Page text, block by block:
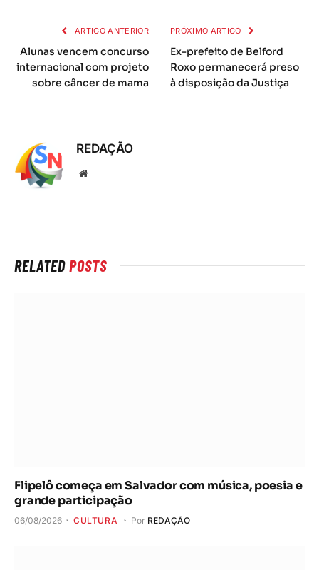
ARTIGO ANTERIOR
Alunas vencem concurso
internacional com projeto
sobre câncer de mama
PRÓXIMO ARTIGO
Ex-prefeito de Belford
Roxo permanecerá preso
à disposição da Justiça
REDAÇÃO
Local
RELATEDPOSTS
Flipelô começa em Salvador com música, poesia e
grande participação
06/08/2026 CULTURA Por REDAÇÃO